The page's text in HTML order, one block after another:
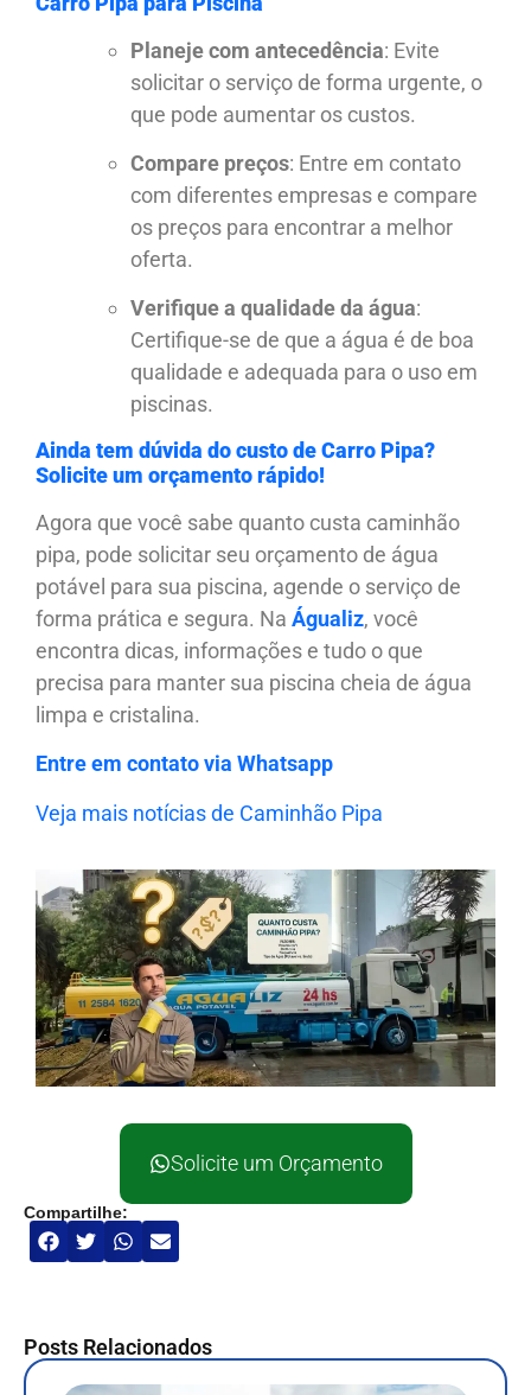
Planeje com antecedência: Evite
solicitar o serviço de forma urgente, o
que pode aumentar os custos.
Compare preços: Entre em contato
com diferentes empresas e compare
os preços para encontrar a melhor
oferta.
Verifique a qualidade da água:
Certifique-se de que a água é de boa
qualidade e adequada para o uso em
piscinas.
Ainda tem dúvida do custo de Carro Pipa?
Solicite um orçamento rápido!
Agora que você sabe quanto custa caminhão
pipa, pode solicitar seu orçamento de água
potável para sua piscina, agende o serviço de
forma prática e segura. Na Águaliz, você
encontra dicas, informações e tudo o que
precisa para manter sua piscina cheia de água
limpa e cristalina.
Entre em contato via Whatsapp
Veja mais notícias de Caminhão Pipa
Solicite um Orçamento
Compartilhe:
Posts Relacionados